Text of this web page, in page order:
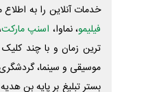
خدمات آنلاین را به
فیلیمو، نماوا، اسنپ مارکت
ترین زمان و با چند کلیک
موسیقی و سینما،
بستر تبلیغ بر پایه بن